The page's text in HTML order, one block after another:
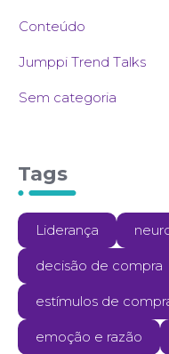
Conteúdo
Jumppi Trend Talks
Sem categoria
Tags
Liderança
decisão de compra
estímulos de
emoção e razão